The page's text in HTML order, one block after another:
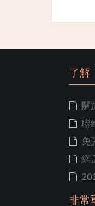
了解
關
聯
免
網
非常